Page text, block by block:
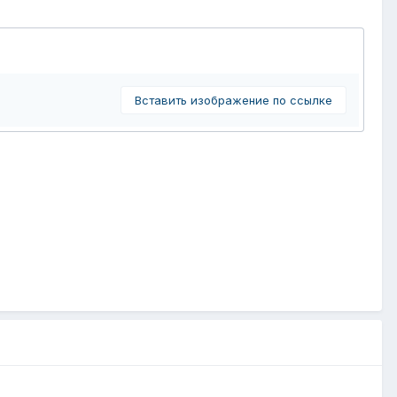
Вставить изображение по ссылке